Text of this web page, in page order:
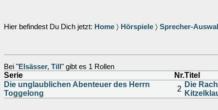
Hier befindest Du Dich jetzt: Home 〉 Hörspiele 〉 Sprecher-
Bei "Elsässer, Till " gibt es 1 Rollen
Serie Nr.Titel
Die unglaublichen Abenteuer des Herrn
Toggelong
2
Die